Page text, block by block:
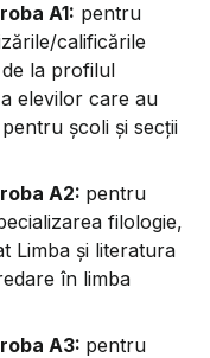
A1: pentru
calificările
la profilul
elevilor care au
școli și secții
A2: pentru
filologie,
Limba și literatura
în limba
A3: pentru